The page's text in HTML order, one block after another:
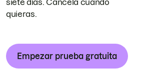
siete días. Cancela cuando
quieras.
Empezar prueba gratuita